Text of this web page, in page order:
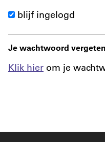
blijf ingelogd
Je wachtwoord
Klik hier om je